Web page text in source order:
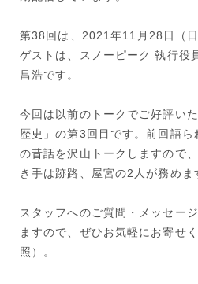
第38回は、2021年11月28日（
ゲストは、スノーピーク 執行役
昌浩です。
今回は以前のトークでご好評い
歴史」の第3回目です。前回語ら
の昔話を沢山トークしますので
き手は跡路、屋宮の2人が務めま
スタッフへのご質問・メッセー
ますので、ぜひお気軽にお寄せ
照）。